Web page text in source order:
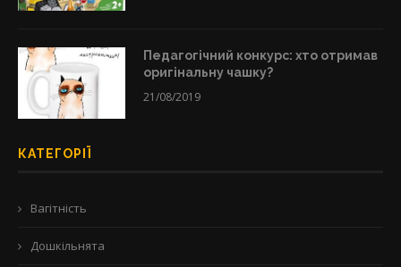
Педагогічний конкурс: хто отримав
оригінальну чашку?
21/08/2019
КАТЕГОРІЇ
Вагітність
Дошкільнята